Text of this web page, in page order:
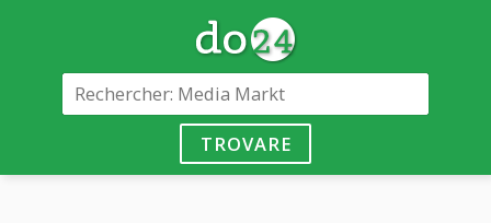
TROVARE